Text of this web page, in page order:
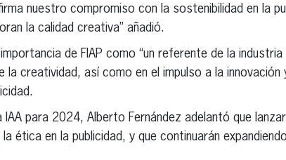
nuestro compromiso con la sostenibilidad en la
la calidad creativa” añadió.
de FIAP como “un referente de la industria
la creatividad, así como en el impulso a la innovación
para 2024, Alberto Fernández adelantó que
ética en la publicidad, y que continuarán